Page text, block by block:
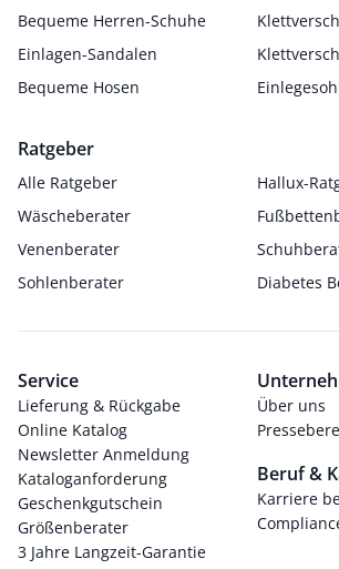
Bequeme Herren-Schuhe
Einlagen-Sandalen
Bequeme Hosen
Ratgeber
Alle Ratgeber
Hallux-
Wäscheberater
Venenberater
Sohlenberater
Diabetes
Service
Lieferung & Rückgabe
Online Katalog
Newsletter Anmeldung
Kataloganforderung
Geschenkgutschein
Größenberater
3 Jahre Langzeit-Garantie
Über uns
Beruf &
Karriere